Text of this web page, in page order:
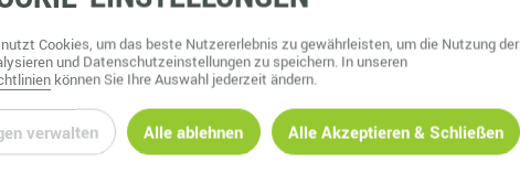
nutzt Cookies, um das beste Nutzererlebnis zu gewährleisten, um die Nutzung der
und Datenschutzeinstellungen zu speichern. In unseren
können Sie Ihre Auswahl jederzeit ändern.
verwalten Alle ablehnen Alle Akzeptieren & Schließen